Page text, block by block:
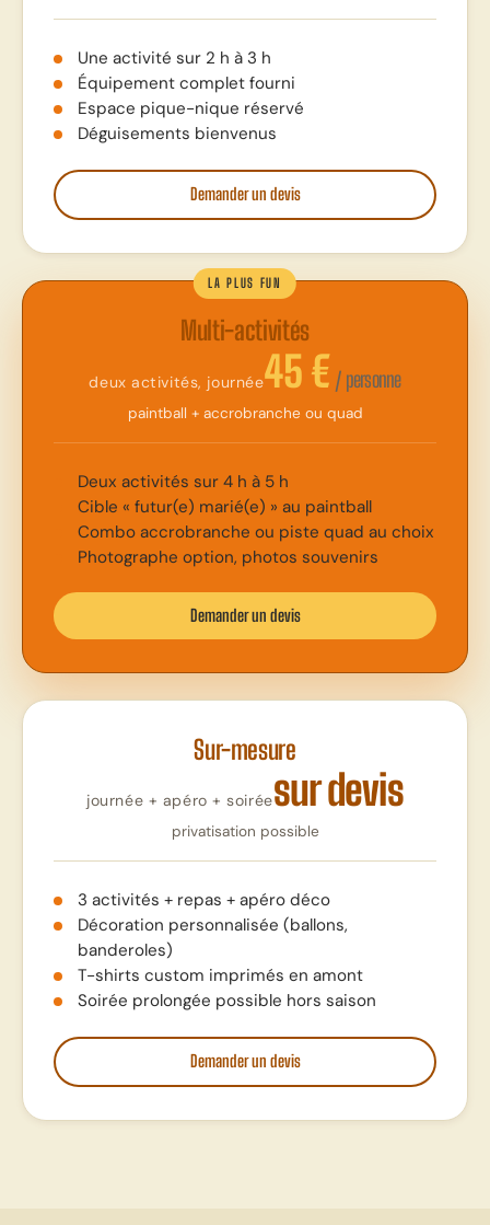
Une activité sur 2 h à 3 h
Équipement complet fourni
Espace pique-nique réservé
Déguisements bienvenus
Demander un devis
LA PLUS FUN
Multi-activités
deux activités, journée45 € / personne
paintball + accrobranche ou quad
Deux activités sur 4 h à 5 h
Cible « futur(e) marié(e) » au paintball
Combo accrobranche ou piste quad au choix
Photographe option, photos souvenirs
Demander un devis
Sur-mesure
journée + apéro + soiréesur devis
privatisation possible
3 activités + repas + apéro déco
Décoration personnalisée (ballons,
banderoles)
T-shirts custom imprimés en amont
Soirée prolongée possible hors saison
Demander un devis